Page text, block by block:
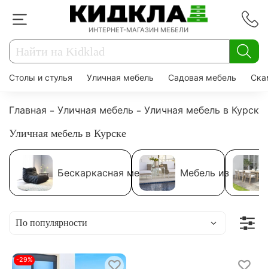
ИНТЕРНЕТ-МАГАЗИН МЕБЕЛИ
Столы и стулья Уличная мебель Садовая мебель
Главная Уличная мебель
Уличная мебель в Курске
Уличная мебель в Курске
Бескаркасная мебель Мебель из
-29%